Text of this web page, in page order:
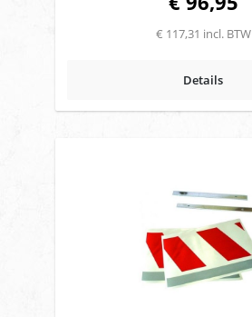
€ 117,31 incl. BTW
Details